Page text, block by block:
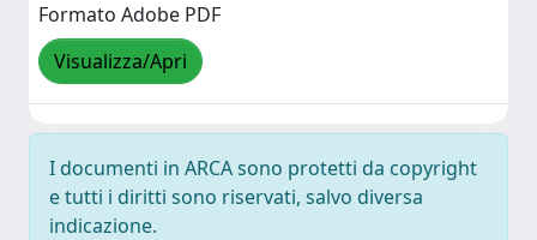
Formato Adobe PDF
Visualizza/Apri
I documenti in ARCA sono protetti da copyright
e tutti i diritti sono riservati, salvo diversa
indicazione.